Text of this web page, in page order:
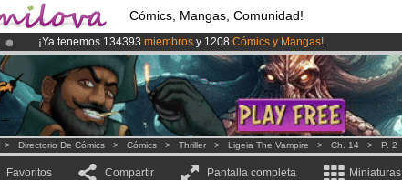
Cómics, Mangas, Comunidad!
¡Ya tenemos 134393 miembros y 1208 Cómics y Mangas!.
¡Conviertete en Premium por3.95 eurosal mes!Hazte Premium ya
El Kickstarter Amilova está desormado lanzado!.
> Directorio De Cómics > Cómics > Thriller > Ligeia The Vampire > Ch. 14 > P. 2
Favoritos Compartir Pantalla completa Miniaturas